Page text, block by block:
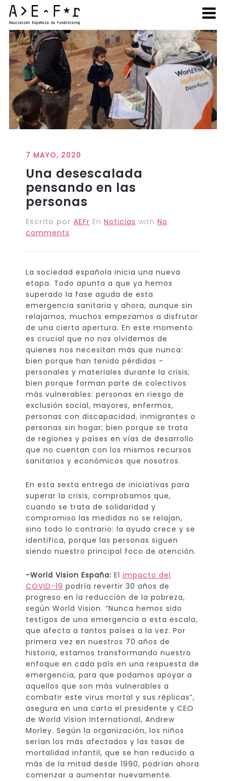
7 MAYO, 2020
Una desescalada
pensando en las
personas
Escrito por AEFr En Noticias with No
comments
La sociedad española inicia una nueva
etapa. Todo apunta a que ya hemos
superado la fase aguda de esta
emergencia sanitaria y ahora, aunque sin
relajarnos, muchos empezamos a disfrutar
de una cierta apertura. En este momento
es crucial que no nos olvidemos de
quienes nos necesitan más que nunca:
bien porque han tenido pérdidas -
personales y materiales durante la crisis;
bien porque forman parte de colectivos
más vulnerables: personas en riesgo de
exclusión social, mayores, enfermos,
personas con discapacidad, inmigrantes o
personas sin hogar; bien porque se trata
de regiones y países en vías de desarrollo
que no cuentan con los mismos recursos
sanitarios y económicos que nosotros.
En esta sexta entrega de iniciativas para
superar la crisis, comprobamos que,
cuando se trata de solidaridad y
compromiso las medidas no se relajan,
sino todo lo contrario: la ayuda crece y se
identifica, porque las personas siguen
siendo nuestro principal foco de atención.
-World Vision España: El impacto del
COVID-19 podría revertir 30 años de
progreso en la reducción de la pobreza,
según World Vision. “Nunca hemos sido
testigos de una emergencia a esta escala,
que afecta a tantos países a la vez. Por
primera vez en nuestros 70 años de
historia, estamos transformando nuestro
enfoque en cada país en una respuesta de
emergencia, para que podamos apoyar a
aquellos que son más vulnerables a
combatir este virus mortal y sus réplicas”,
asegura en una carta el presidente y CEO
de World Vision International, Andrew
Morley. Según la organización, los niños
serían los más afectados y las tasas de
mortalidad infantil, que se han reducido a
más de la mitad desde 1990, podrían ahora
comenzar a aumentar nuevamente.